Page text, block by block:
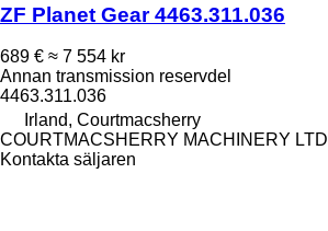
ZF Planet Gear 4463.311.036
689 € ≈ 7 554 kr
Annan transmission reservdel
4463.311.036
Irland, Courtmacsherry
COURTMACSHERRY MACHINERY LTD
Kontakta säljaren